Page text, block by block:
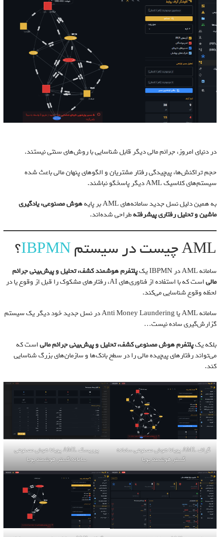
در دنیای امروز، جرائم مالی دیگر قابل شناسایی با روش‌های سنتی نیستند.
حجم تراکنش‌ها، پیچیدگی رفتار مشتریان و الگوهای پنهان مالی باعث شده
سیستم‌های کلاسیک AML دیگر پاسخگو نباشند.
به همین دلیل نسل جدید سامانه‌های AML بر پایه
هوش مصنوعی، یادگیری
ماشین و تحلیل رفتاری پیشرفتهطراحی شده‌اند.
AML چیست در سیستم IBPMN؟
سامانه AML در IBPMN یک
پلتفرم هوشمند کشف، تحلیل و پیش‌بینی جرائم
مالی
است که با استفاده از فناوری‌های AI، رفتارهای مشکوک را قبل از وقوع یا در
لحظه وقوع شناسایی می‌کند.
سامانه AML یا Anti Money Laundering در نسل جدید خود دیگر یک سیستم
گزارش‌گیری ساده نیست…
بلکه یکپلتفرم هوش مصنوعی کشف، تحلیل و پیش‌بینی جرائم مالیاست که
می‌تواند رفتارهای پیچیده مالی را در سطح بانک‌ها و سازمان‌های بزرگ شناسایی
کند.
گراف AML پویانا هوش مصنوعی سامانه
گستر هوشمند پویا
پرریسک AML پویانا هوش مصنوعی
سامانه گستر هوشمند پویا